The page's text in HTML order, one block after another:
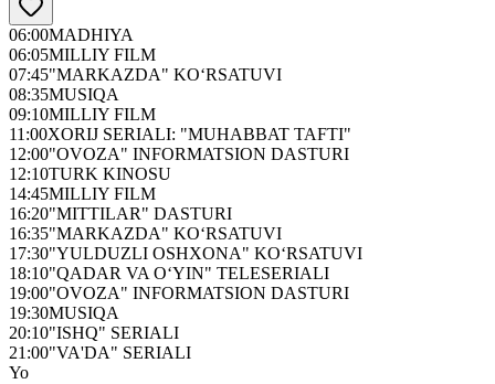
06:00MADHIYA
06:05MILLIY FILM
07:45"MARKAZDA" KO‘RSATUVI
08:35MUSIQA
09:10MILLIY FILM
11:00XORIJ SERIALI: "MUHABBAT TAFTI"
12:00"OVOZA" INFORMATSION DASTURI
12:10TURK KINOSU
14:45MILLIY FILM
16:20"MITTILAR" DASTURI
16:35"MARKAZDA" KO‘RSATUVI
17:30"YULDUZLI OSHXONA" KO‘RSATUVI
18:10"QADAR VA O‘YIN" TELESERIALI
19:00"OVOZA" INFORMATSION DASTURI
19:30MUSIQA
20:10"ISHQ" SERIALI
21:00"VA'DA" SERIALI
Yo